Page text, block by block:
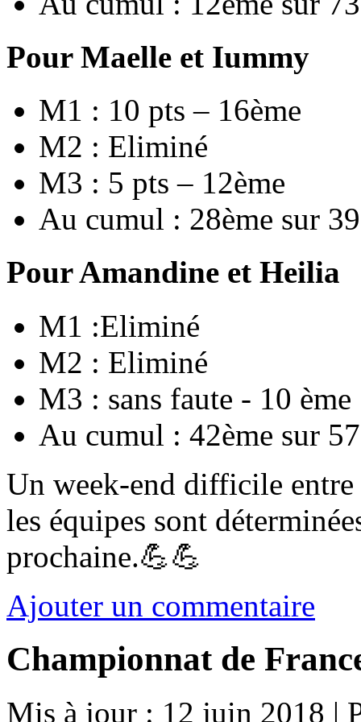
Pour Maelle et Iummy
M1 : 10 pts – 16ème
M2 : Eliminé
M3 : 5 pts – 12ème
Au cumul : 28ème sur 39
Pour Amandine et Heilia
M1 :Eliminé
M2 : Eliminé
M3 : sans faute - 10 ème
Au cumul : 42ème sur 57
Un week-end difficile entre
les équipes sont
prochaine.💪💪
Ajouter un commentaire
Championnat de
Mis à jour : 12 juin 2018 |